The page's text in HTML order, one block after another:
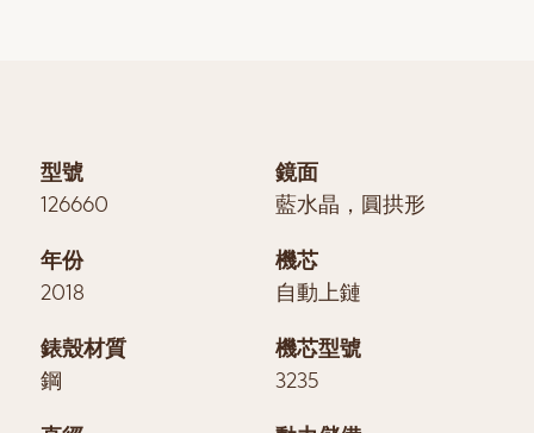
型號
126660
年份
2018
錶殼材質
鋼
鏡面
藍水晶，圓拱形
機芯
自動上鏈
機芯型號
3235